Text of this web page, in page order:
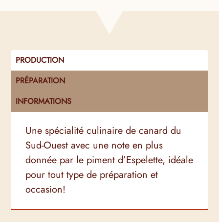
PRODUCTION
PRÉPARATION
INFORMATIONS
Une spécialité culinaire de canard du
Sud-Ouest avec une note en plus
donnée par le piment d’Espelette, idéale
pour tout type de préparation et
occasion!